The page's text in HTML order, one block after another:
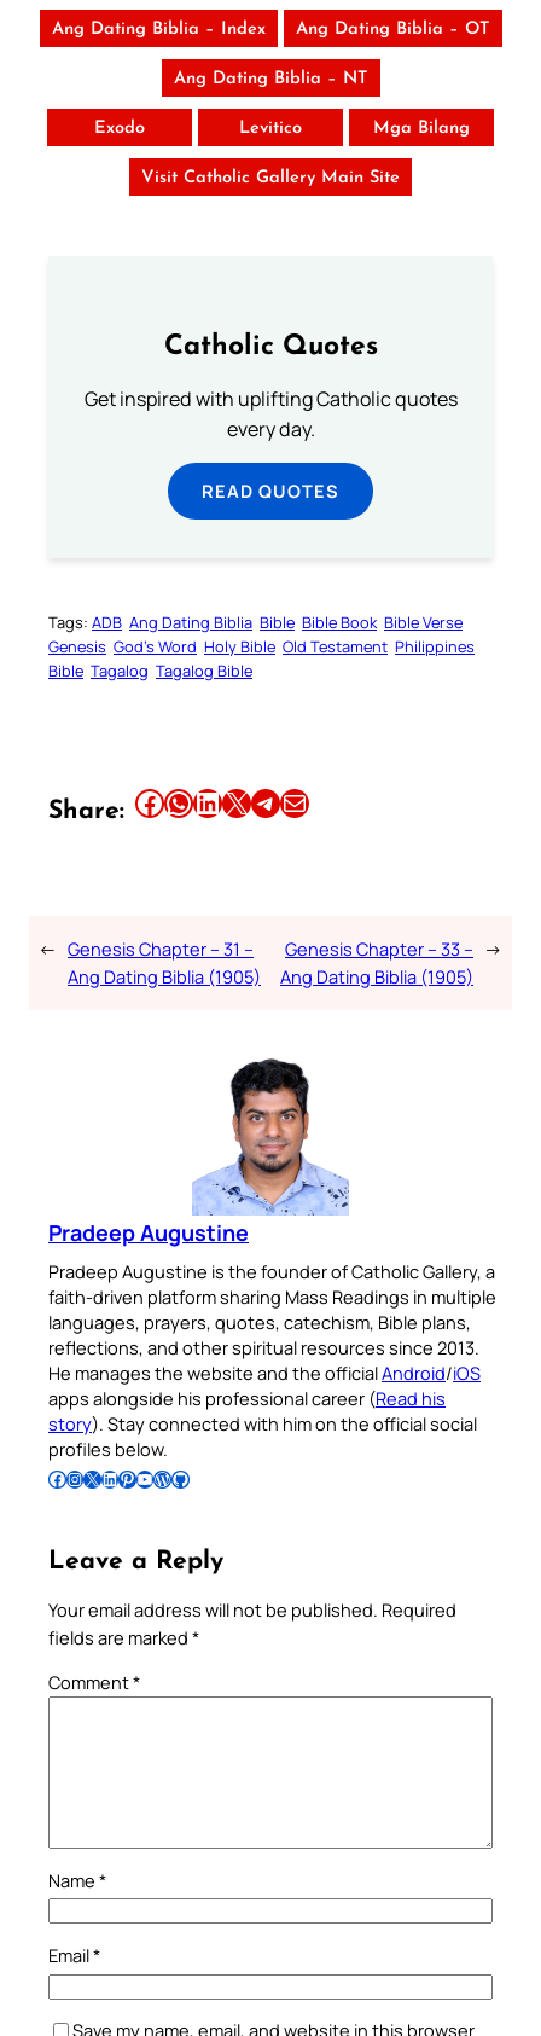
Ang Dating Biblia – Index Ang Dating Biblia – OT
Ang Dating Biblia – NT
Exodo Levitico Mga Bilang
Visit Catholic Gallery Main Site
Catholic Quotes
Get inspired with uplifting Catholic quotes
every day.
READ QUOTES
Tags: ADB Ang Dating Biblia Bible Bible Book Bible Verse
Genesis God’s Word Holy Bible Old Testament Philippines
Bible Tagalog Tagalog Bible
Share: Share this article on Facebook Share this article on WhatsApp Share this article on LinkedIn Share this article on X Share this article on TelegramEmail this Article
← Genesis Chapter – 31 –
Ang Dating Biblia (1905)
Genesis Chapter – 33 –
Ang Dating Biblia (1905)
→
Pradeep Augustine
Pradeep Augustine is the founder of Catholic Gallery, a
faith-driven platform sharing Mass Readings in multiple
languages, prayers, quotes, catechism, Bible plans,
reflections, and other spiritual resources since 2013.
He manages the website and the officialAndroid/iOS
apps alongside his professional career (Read his
story). Stay connected with him on the official social
profiles below.
Follow Pradeep on Facebook Follow Pradeep on InstagramFollow Pradeep on X Follow Pradeep on LinkedIn Follow Pradeep on Pinterest Subscribe to Pradeep’s Youtube Channel Follow Pradeep on WordPress Follow Pradeep on GitHub
Leave a Reply
Your email address will not be published. Required
fields are marked *
Comment*
Name *
Email*
Save my name, email, and website in this browser